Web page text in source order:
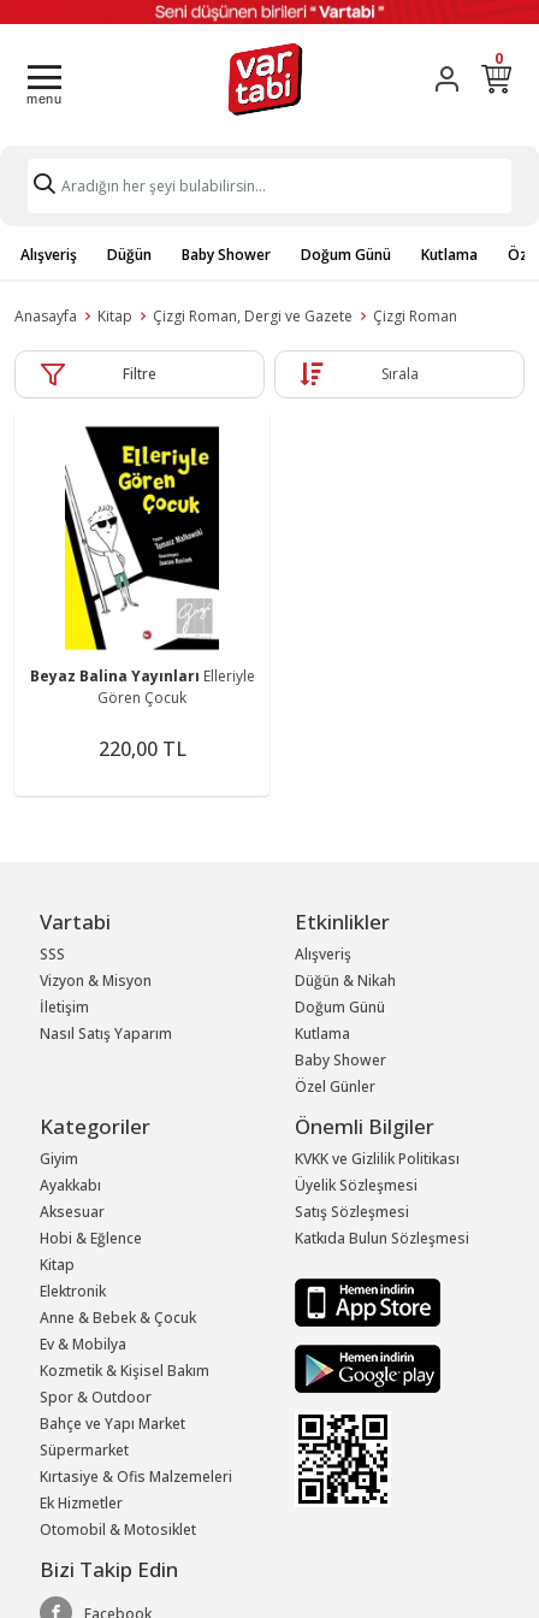
0
Alışveriş Düğün Baby Shower Doğum Günü Kutlama
Anasayfa Kitap Çizgi Roman, Dergi ve Gazete Çizgi Roman
Filtre Sırala
Beyaz Balina Yayınları Elleriyle
Gören Çocuk
220,00 TL
Vartabi
SSS
Vizyon & Misyon
İletişim
Nasıl Satış Yaparım
Etkinlikler
Alışveriş
Düğün & Nikah
Doğum Günü
Kutlama
Baby Shower
Özel Günler
Kategoriler
Giyim
Ayakkabı
Aksesuar
Hobi & Eğlence
Kitap
Elektronik
Anne & Bebek & Çocuk
Ev & Mobilya
Kozmetik & Kişisel Bakım
Spor & Outdoor
Bahçe ve Yapı Market
Süpermarket
Kırtasiye & Ofis Malzemeleri
Ek Hizmetler
Otomobil & Motosiklet
Önemli Bilgiler
KVKK ve Gizlilik Politikası
Üyelik Sözleşmesi
Satış Sözleşmesi
Katkıda Bulun Sözleşmesi
Bizi Takip Edin
Facebook